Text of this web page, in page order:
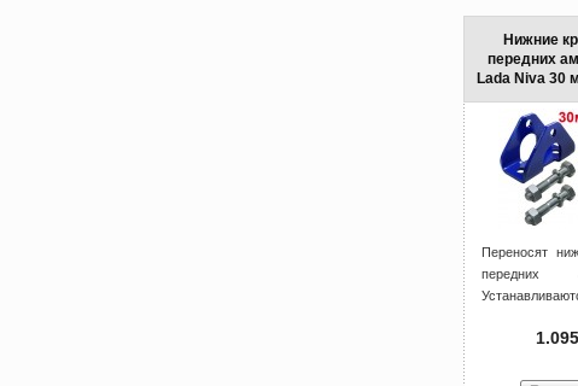
Нижние
передних
Lada Niva 30
Переносят
передних